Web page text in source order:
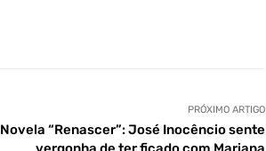
PRÓXIMO ARTIGO
Novela “Renascer”: José Inocêncio sente